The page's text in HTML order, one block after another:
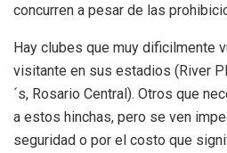
concurren a pesar de las
Hay clubes que muy dificilmente
visitante en sus estadios (River
´s, Rosario Central). Otros que
a estos hinchas, pero se ven
seguridad o por el costo que